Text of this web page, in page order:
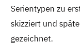
Serientypen zu
skizziert und
gezeichnet.